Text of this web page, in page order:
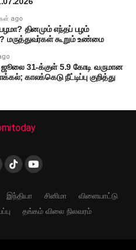
ago
தினமும் எந்தப் பழம்
மருத்துவர்கள் கூறும் உண்மை
31-க்குள் 5.9 கோடி வருமான
காலக்கெடு நீட்டிப்பு குறித்து
இந்தியா சினிமா
விளையாட்டு
தங்கம் விலை நிலவரம்